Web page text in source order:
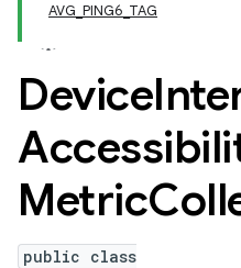
AVG_PING6_TAG
Device
Metric
public class